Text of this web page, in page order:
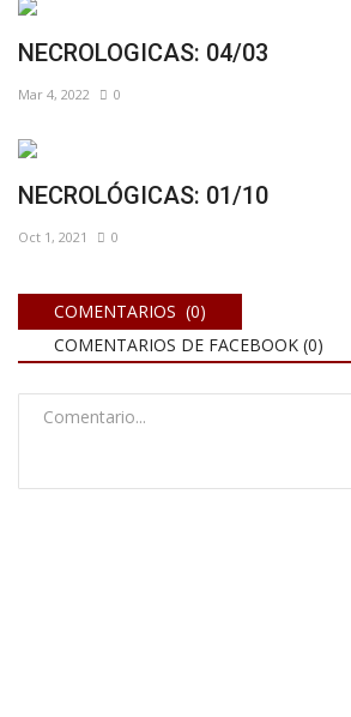
NECROLOGICAS: 04/03
Mar 4, 2022 0
NECROLÓGICAS: 01/10
Oct 1, 2021 0
COMENTARIOS (0)
COMENTARIOS DE FACEBOOK (0)